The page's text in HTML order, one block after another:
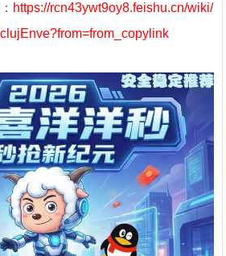
https://rcn43ywt9oy8.feishu.cn/wiki/